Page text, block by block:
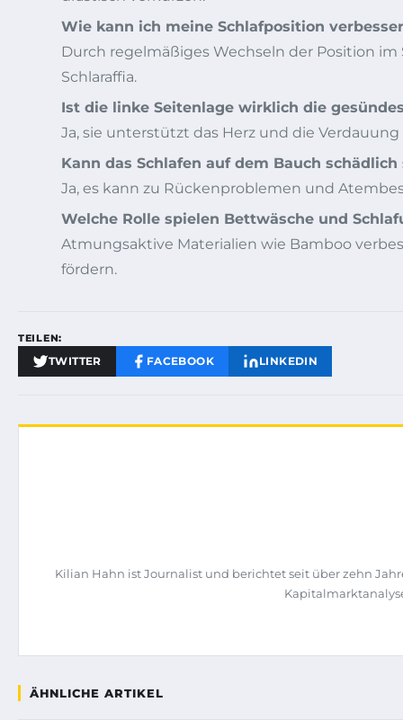
Wie kann ich meine Schlafposition
Durch regelmäßiges Wechseln der Position
Schlaraffia.
Ist die linke Seitenlage wirklich die
Ja, sie unterstützt das Herz und die
Kann das Schlafen auf dem Bauch schädlich
Ja, es kann zu Rückenproblemen und
Welche Rolle spielen Bettwäsche und
Atmungsaktive Materialien wie Bamboo
fördern.
TEILEN:
TWITTER FACEBOOK LINKEDIN
Kilian Hahn ist Journalist und berichtet seit über zehn
ÄHNLICHE ARTIKEL